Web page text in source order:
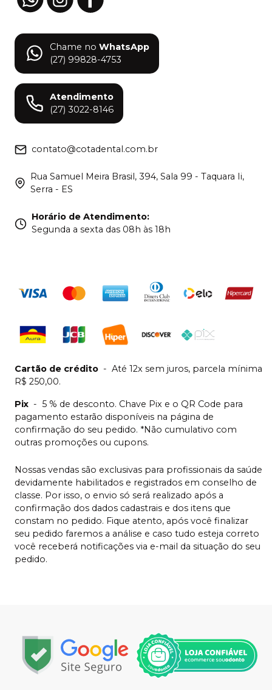
Chame no WhatsApp
(27) 99828-4753
Atendimento
(27) 3022-8146
contato@cotadental.com.br
Rua Samuel Meira Brasil, 394, Sala 99 - Taquara Ii,
Serra - ES
Horário de Atendimento:
Segunda a sexta das 08h às 18h
Cartão de crédito - Até 12x sem juros, parcela mínima
R$ 250,00.
Pix - 5 % de desconto. Chave Pix e o QR Code para
pagamento estarão disponíveis na página de
confirmação do seu pedido. *Não cumulativo com
outras promoções ou cupons.
Nossas vendas são exclusivas para profissionais da saúde
devidamente habilitados e registrados em conselho de
classe. Por isso, o envio só será realizado após a
confirmação dos dados cadastrais e dos itens que
constam no pedido. Fique atento, após você finalizar
seu pedido faremos a análise e caso tudo esteja correto
você receberá notificações via e-mail da situação do seu
pedido.